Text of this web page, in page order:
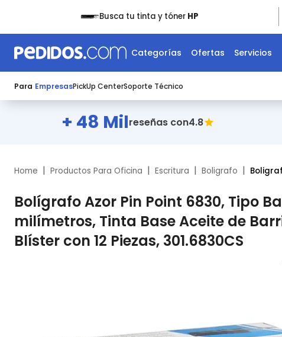
Busca tu tinta y tónerHP
Categorías Ofertas Servicios
Para EmpresasPickUp CenterSoporte Técnico
+ 48 Milreseñas con4.8
Home | Productos Para Oficina | Escritura | Boligrafo |
Bolígrafo Azor Pin Point 6830, Tipo
milímetros, Tinta Base Aceite de
Blíster con 12 Piezas, 301.6830CS